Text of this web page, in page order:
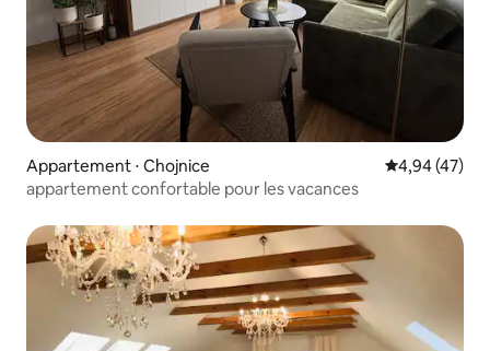
Appartement ⋅ Chojnice Évaluation
4,94 (47)
appartement confortable pour les vacances